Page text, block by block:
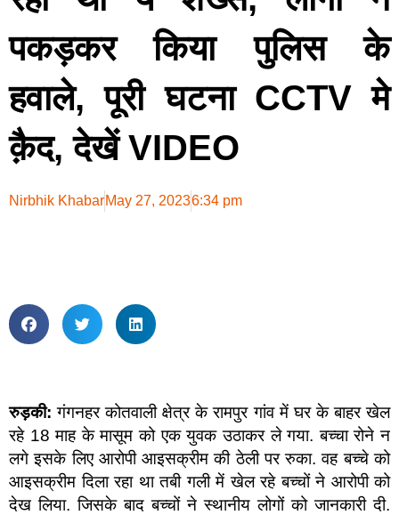
पकड़कर किया पुलिस के
हवाले, पूरी घटना CCTV मे
क़ैद, देखें VIDEO
Nirbhik KhabarMay 27, 20236:34 pm
रुड़की: गंगनहर कोतवाली क्षेत्र के रामपुर गांव में घर के बाहर खेल
रहे 18 माह के मासूम को एक युवक उठाकर ले गया. बच्चा रोने न
लगे इसके लिए आरोपी आइसक्रीम की ठेली पर रुका. वह बच्चे को
आइसक्रीम दिला रहा था तबी गली में खेल रहे बच्चों ने आरोपी को
देख लिया. जिसके बाद बच्चों ने स्थानीय लोगों को जानकारी दी.